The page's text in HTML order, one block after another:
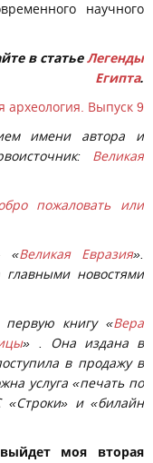
научного
в статьеЛегенды
Египта.
археология. Выпуск 9
имени автора и
Великая
пожаловать или
«Великая Евразия».
главными новостями
книгу «Вера
» . Она издана в
в продажу в
услуга «печать по
«Строки» и «билайн
моя вторая